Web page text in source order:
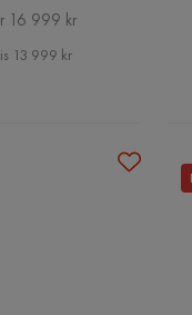
16 999 kr
13 999 kr